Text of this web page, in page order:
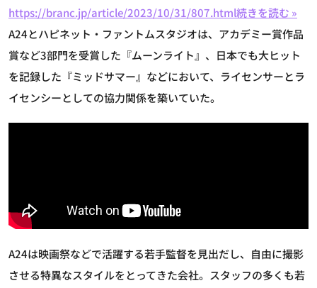
https://branc.jp/article/2023/10/31/807.html続きを読む »
A24とハピネット・ファントムスタジオは、アカデミー賞作品
賞など3部門を受賞した『ムーンライト』、日本でも大ヒット
を記録した『ミッドサマー』などにおいて、ライセンサーとラ
イセンシーとしての協力関係を築いていた。
A24は映画祭などで活躍する若手監督を見出だし、自由に撮影
させる特異なスタイルをとってきた会社。スタッフの多くも若